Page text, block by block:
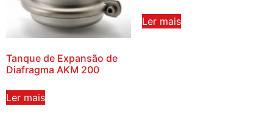
Tanque de Expansão de
Diafragma AKM 200
Ler mais
Ler mais